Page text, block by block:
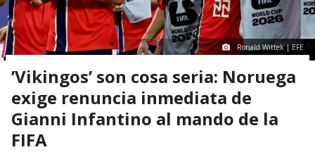
Ronald Wittek | EFE
’Vikingos’ son cosa seria: Noruega
exige renuncia inmediata de
Gianni Infantino al mando de la
FIFA